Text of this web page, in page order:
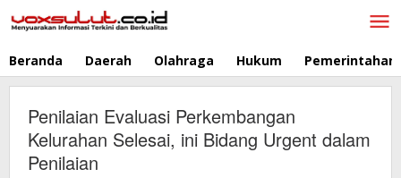
ke
Beranda Daerah Olahraga Hukum Pemerintahan
Penilaian Evaluasi Perkembangan
Kelurahan Selesai, ini Bidang Urgent dalam
Penilaian